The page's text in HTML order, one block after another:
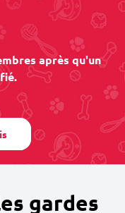
après qu'un
gardes